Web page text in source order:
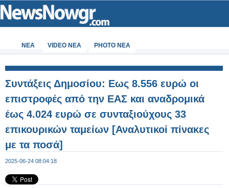
ΝΕΑ VIDEO NEA PHOTO NEA
Συντάξεις Δημοσίου: Eως 8.556 ευρώ οι
επιστροφές από την ΕΑΣ και αναδρομικά
έως 4.024 ευρώ σε συνταξιούχους 33
επικουρικών ταμείων [Αναλυτικοί πίνακες
με τα ποσά]
2025-06-24 08:04:18